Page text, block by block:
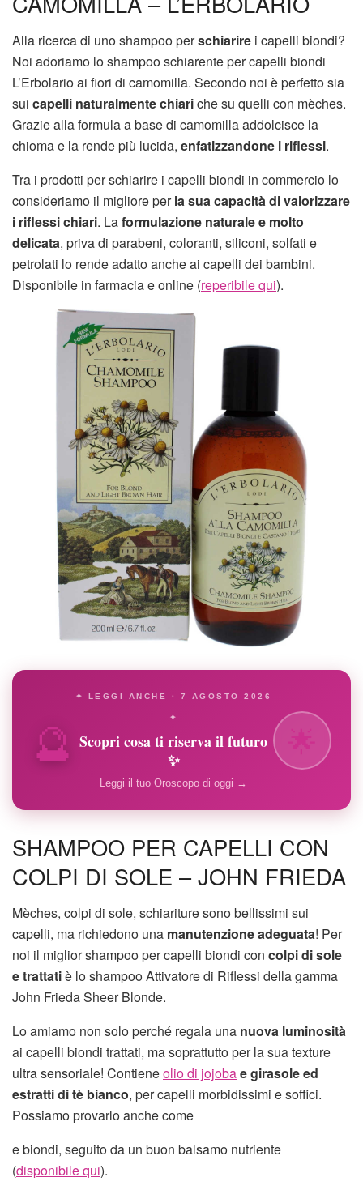
Alla ricerca di uno shampoo perschiarire i capelli biondi?
Noi adoriamo lo shampoo schiarente per capelli biondi
L’Erbolario ai fiori di camomilla. Secondo noi è perfetto sia
sui capelli naturalmente chiariche su quelli con mèches.
Grazie alla formula a base di camomilla addolcisce la
chioma e la rende più lucida, enfatizzandone i riflessi.
Tra i prodotti per schiarire i capelli biondi in commercio lo
consideriamo il migliore perla sua capacità di valorizzare
i riflessi chiari. Laformulazione naturale e molto
delicata, priva di parabeni, coloranti, siliconi, solfati e
petrolati lo rende adatto anche ai capelli dei bambini.
Disponibile in farmacia e online (reperibile qui).
🔮
✦ LEGGI ANCHE · 7 AGOSTO 2026
✦
Scopri cosa ti riserva il futuro
✨
Leggi il tuo Oroscopo di oggi →
SHAMPOO PER CAPELLI CON
COLPI DI SOLE – JOHN FRIEDA
Mèches, colpi di sole, schiariture sono bellissimi sui
capelli, ma richiedono una manutenzione adeguata! Per
noi il miglior shampoo per capelli biondi con colpi di sole
e trattatiè lo shampoo Attivatore di Riflessi della gamma
John Frieda Sheer Blonde.
Lo amiamo non solo perché regala una nuova luminosità
ai capelli biondi trattati, ma soprattutto per la sua texture
ultra sensoriale! Contieneolio di jojobae girasole ed
estratti di tè bianco, per capelli morbidissimi e soffici.
Possiamo provarlo anche come
e biondi, seguito da un buon balsamo nutriente
(disponibile qui).